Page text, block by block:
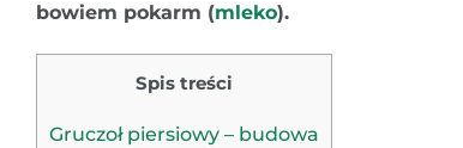
bowiem pokarm (mleko).
Spis treści
Gruczoł piersiowy – budowa